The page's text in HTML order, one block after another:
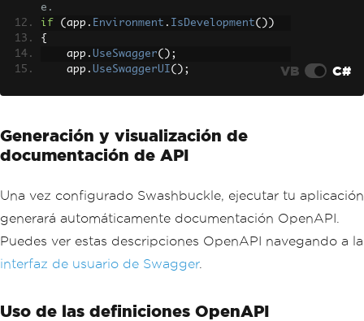
e.
if
( app . Environment . IsDevelopment())
{
    app
. UseSwagger();
    app
. UseSwaggerUI();
app .UseAuthorization();
MapControllers
app.Run();
VB C#
Generación y visualización de
documentación de API
Una vez configurado Swashbuckle, ejecutar tu aplicación
generará automáticamente documentación OpenAPI.
Puedes ver estas descripciones OpenAPI navegando a la
interfaz de usuario de Swagger.
Uso de las definiciones OpenAPI